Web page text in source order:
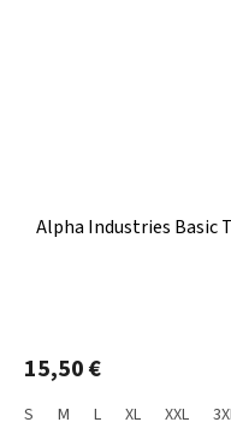
Alpha Industries Basic
15,50 €
S M L XL XXL